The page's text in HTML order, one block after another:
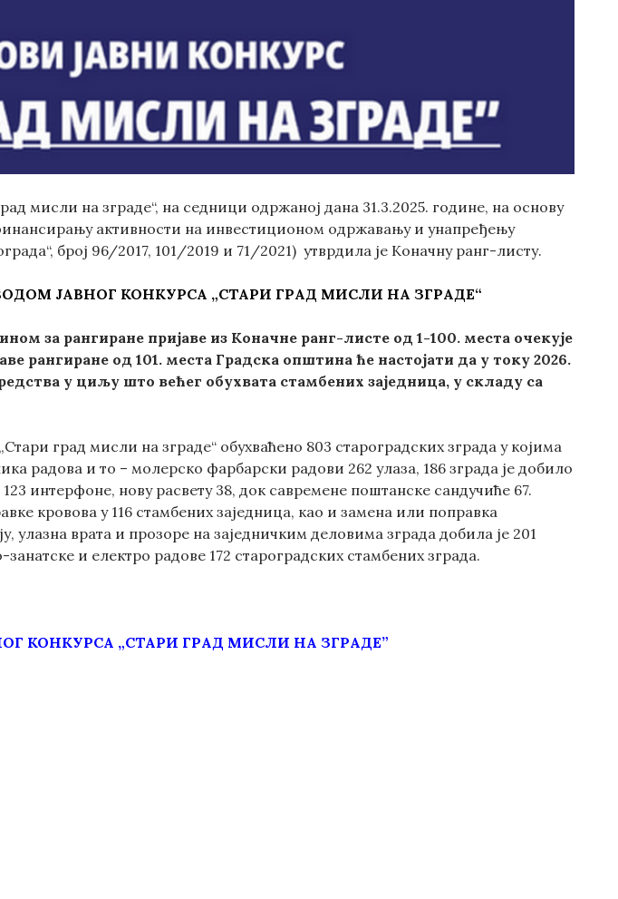
мисли на зграде“, на седници одржаној дана 31.3.2025. године, на основу
активности на инвестиционом одржавању и унапређењу
број 96/2017, 101/2019 и 71/2021) утврдила је Коначну ранг-листу.
ЈАВНОГ КОНКУРСА „СТАРИ ГРАД МИСЛИ НА ЗГРАДЕ“
за рангиране пријаве из Коначне ранг-листе од 1-100. места очекује
рангиране од 101. места Градска општина ће настојати да у току 2026.
у циљу што већег обухвата стамбених заједница, у складу са
град мисли на зграде“ обухваћено 803 староградских зграда у којима
радова и то – молерско фарбарски радови 262 улаза, 186 зграда је добило
интерфоне, нову расвету 38, док савремене поштанске сандучиће 67.
кровова у 116 стамбених заједница, као и замена или поправка
улазна врата и прозоре на заједничким деловима зграда добила је 201
и електро радове 172 староградских стамбених зграда.
КОНКУРСА „СТАРИ ГРАД МИСЛИ НА ЗГРАДЕ”